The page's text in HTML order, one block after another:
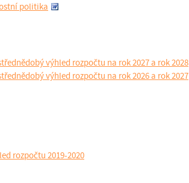
politika
výhled rozpočtu na rok 2027 a rok 2028
výhled rozpočtu na rok 2026 a rok 2027
rozpočtu 2019-2020